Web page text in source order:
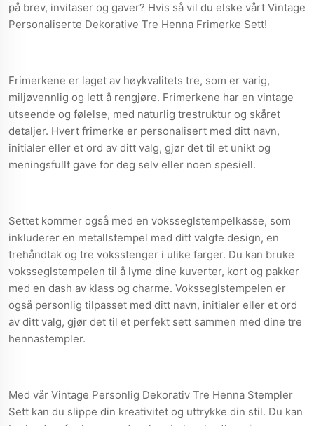
på brev, invitaser og gaver? Hvis så vil du elske vårt Vintage
Personaliserte Dekorative Tre Henna Frimerke Sett!
Frimerkene er laget av høykvalitets tre, som er varig,
miljøvennlig og lett å rengjøre. Frimerkene har en vintage
utseende og følelse, med naturlig trestruktur og skåret
detaljer. Hvert frimerke er personalisert med ditt navn,
initialer eller et ord av ditt valg, gjør det til et unikt og
meningsfullt gave for deg selv eller noen spesiell.
Settet kommer også med en voksseglstempelkasse, som
inkluderer en metallstempel med ditt valgte design, en
trehåndtak og tre voksstenger i ulike farger. Du kan bruke
voksseglstempelen til å lyme dine kuverter, kort og pakker
med en dash av klass og charme. Voksseglstempelen er
også personlig tilpasset med ditt navn, initialer eller et ord
av ditt valg, gjør det til et perfekt sett sammen med dine tre
hennastempler.
Med vår Vintage Personlig Dekorativ Tre Henna Stempler
Sett kan du slippe din kreativitet og uttrykke din stil. Du kan